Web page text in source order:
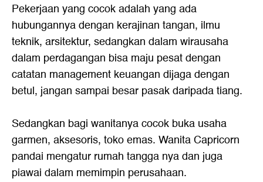
Pekerjaan yang cocok adalah yang ada
hubungannya dengan kerajinan tangan, ilmu
teknik, arsitektur, sedangkan dalam wirausaha
dalam perdagangan bisa maju pesat dengan
catatan management keuangan dijaga dengan
betul, jangan sampai besar pasak daripada tiang.
Sedangkan bagi wanitanya cocok buka usaha
garmen, aksesoris, toko emas. Wanita Capricorn
pandai mengatur rumah tangga nya dan juga
piawai dalam memimpin perusahaan.